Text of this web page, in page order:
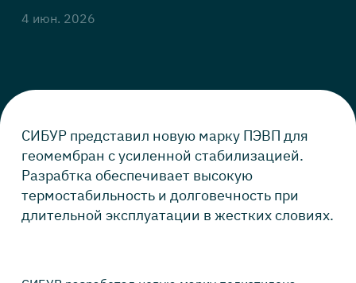
4 июн. 2026
СИБУР представил новую марку ПЭВП для
геомембран с усиленной стабилизацией.
Разрабтка обеспечивает высокую
термостабильность и долговечность при
длительной эксплуатации в жестких словиях.